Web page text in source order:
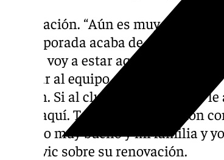
Renovación. “Aún es muy pronto.
la temporada acaba de empezar y
de que voy a estar aquí muchos
aportar al equipo. No voy a
Jordan. Si al club y al entrenador
estoy aquí. Tengo buena relación
un sitio muy bueno y mi familia y
Djedovic sobre su renovación.